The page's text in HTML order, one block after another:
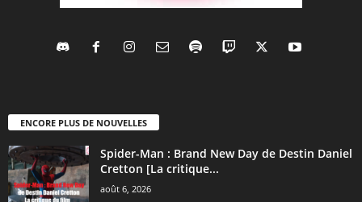
ENCORE PLUS DE NOUVELLES
Spider-Man : Brand New Day de Destin Daniel
Cretton [La critique...
août 6, 2026